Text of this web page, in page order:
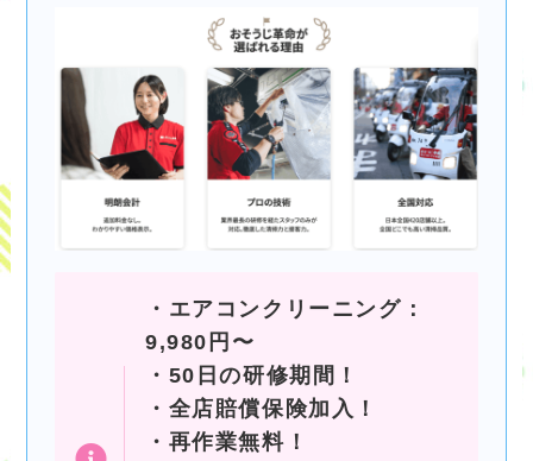
・エアコンクリーニング：
9,980円〜
・50日の研修期間！
・全店賠償保険加入！
・再作業無料！